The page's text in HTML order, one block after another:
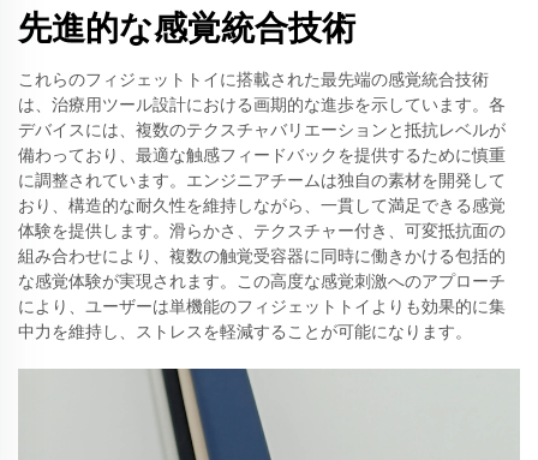
先進的な感覚統合技術
これらのフィジェットトイに搭載された最先端の感覚統合技術
は、治療用ツール設計における画期的な進歩を示しています。各
デバイスには、複数のテクスチャバリエーションと抵抗レベルが
備わっており、最適な触感フィードバックを提供するために慎重
に調整されています。エンジニアチームは独自の素材を開発して
おり、構造的な耐久性を維持しながら、一貫して満足できる感覚
体験を提供します。滑らかさ、テクスチャー付き、可変抵抗面の
組み合わせにより、複数の触覚受容器に同時に働きかける包括的
な感覚体験が実現されます。この高度な感覚刺激へのアプローチ
により、ユーザーは単機能のフィジェットトイよりも効果的に集
中力を維持し、ストレスを軽減することが可能になります。